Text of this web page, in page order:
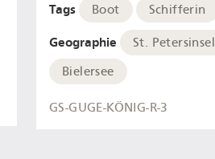
Tags Boot Schifferin
Geographie
St. Petersinsel
Bielersee
GS-GUGE-KÖNIG-R-3